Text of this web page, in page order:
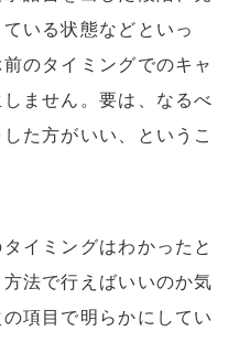
いる状態などといっ
のタイミングでのキャ
ません。要は、なるべ
た方がいい、というこ
イミングはわかったと
法で行えばいいのか気
項目で明らかにしてい